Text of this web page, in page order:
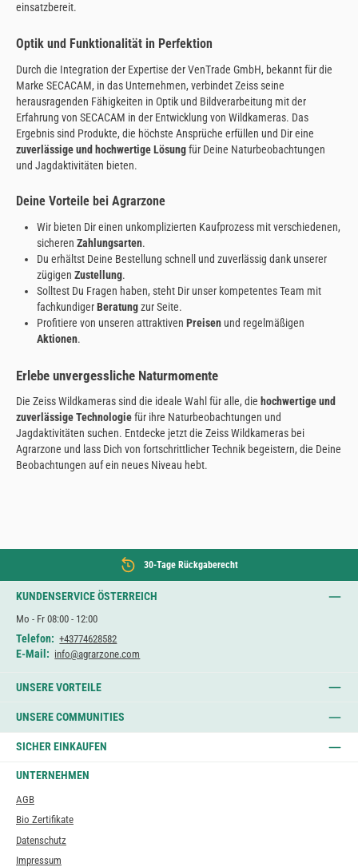
einsatzbereit.
Optik und Funktionalität in Perfektion
Durch die Integration der Expertise der VenTrade GmbH, bekannt für die
Marke SECACAM, in das Unternehmen, verbindet Zeiss seine
herausragenden Fähigkeiten in Optik und Bildverarbeitung mit der
Erfahrung von SECACAM in der Entwicklung von Wildkameras. Das
Ergebnis sind Produkte, die höchste Ansprüche erfüllen und Dir eine
zuverlässige und hochwertige Lösungfür Deine Naturbeobachtungen
und Jagdaktivitäten bieten.
Deine Vorteile bei Agrarzone
Wir bieten Dir einen unkomplizierten Kaufprozess mit verschiedenen,
sicheren Zahlungsarten.
Du erhältst Deine Bestellung schnell und zuverlässig dank unserer
zügigen Zustellung.
Solltest Du Fragen haben, steht Dir unser kompetentes Team mit
fachkundigerBeratungzur Seite.
Profitiere von unseren attraktiven Preisenund regelmäßigen
Aktionen.
Erlebe unvergessliche Naturmomente
Die Zeiss Wildkameras sind die ideale Wahl für alle, die hochwertige und
zuverlässige Technologiefür ihre Naturbeobachtungen und
Jagdaktivitäten suchen. Entdecke jetzt die Zeiss Wildkameras bei
Agrarzone und lass Dich von fortschrittlicher Technik begeistern, die Deine
Beobachtungen auf ein neues Niveau hebt.
30-Tage Rückgaberecht
KUNDENSERVICE ÖSTERREICH
Mo - Fr 08:00 - 12:00
Telefon: +43774628582
E-Mail: info@agrarzone.com
UNSERE VORTEILE
UNSERE COMMUNITIES
SICHER EINKAUFEN
UNTERNEHMEN
AGB
Bio Zertifikate
Datenschutz
Impressum